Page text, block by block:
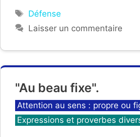
Étiquettes
Défense
Laisser un commentaire
"Au beau fixe".
Catégories
Attention au sens : propre ou
Expressions et proverbes